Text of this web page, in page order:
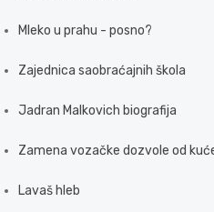
Mleko u prahu - posno?
Zajednica saobraćajnih škola
Jadran Malkovich biografija
Zamena vozačke dozvole od
Lavaš hleb